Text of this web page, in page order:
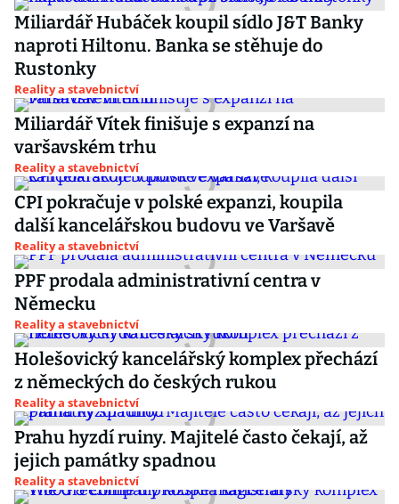
Miliardář Hubáček koupil sídlo J&T Banky
naproti Hiltonu. Banka se stěhuje do
Rustonky
Reality a stavebnictví
Miliardář Vítek finišuje s expanzí na
varšavském trhu
Reality a stavebnictví
CPI pokračuje v polské expanzi, koupila
další kancelářskou budovu ve Varšavě
Reality a stavebnictví
PPF prodala administrativní centra v
Německu
Reality a stavebnictví
Holešovický kancelářský komplex přechází
z německých do českých rukou
Reality a stavebnictví
Prahu hyzdí ruiny. Majitelé často čekají, až
jejich památky spadnou
Reality a stavebnictví